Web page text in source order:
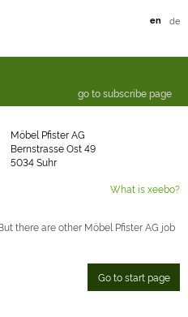
en de
go to subscribe page
Möbel Pfister AG
Bernstrasse Ost 49
5034 Suhr
What is xeebo?
there are other Möbel Pfister AG job
Go to start page